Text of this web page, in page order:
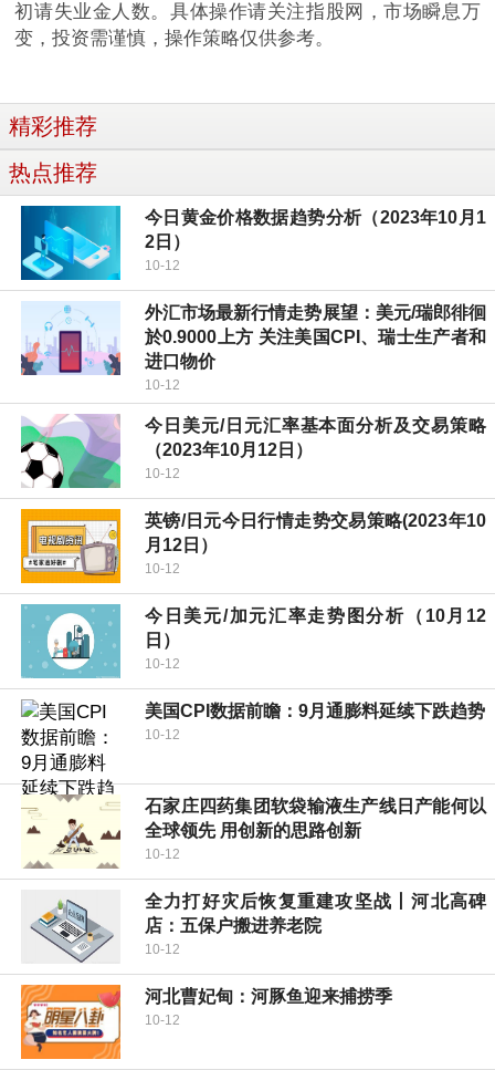
初请失业金人数。具体操作请关注指股网，市场瞬息万
变，投资需谨慎，操作策略仅供参考。
精彩推荐
热点推荐
今日黄金价格数据趋势分析（2023年10月1
2日）
10-12
外汇市场最新行情走势展望：美元/瑞郎徘徊
於0.9000上方 关注美国CPI、瑞士生产者和
进口物价
10-12
今日美元/日元汇率基本面分析及交易策略
（2023年10月12日）
10-12
英镑/日元今日行情走势交易策略(2023年10
月12日）
10-12
今日美元/加元汇率走势图分析（10月12
日）
10-12
美国CPI数据前瞻：9月通膨料延续下跌趋势
10-12
石家庄四药集团软袋输液生产线日产能何以
全球领先 用创新的思路创新
10-12
全力打好灾后恢复重建攻坚战丨河北高碑
店：五保户搬进养老院
10-12
河北曹妃甸：河豚鱼迎来捕捞季
10-12